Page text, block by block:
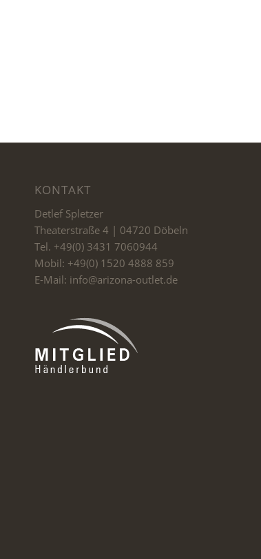
KONTAKT
Detlef Spletzer
Theaterstraße 4 | 04720 Döbeln
Tel. +49(0) 3431 7060944
Mobil: +49(0) 1520 4888 859
E-Mail: info@arizona-outlet.de